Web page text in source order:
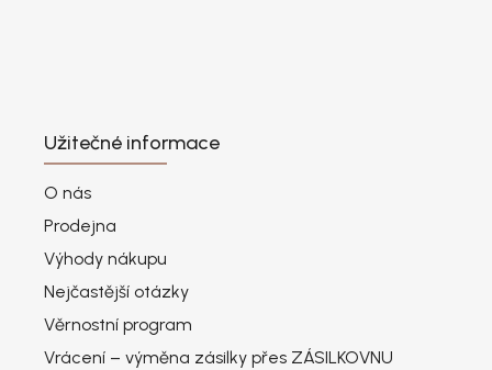
Užitečné informace
O nás
Prodejna
Výhody nákupu
Nejčastější otázky
Věrnostní program
Vrácení – výměna zásilky přes ZÁSILKOVNU